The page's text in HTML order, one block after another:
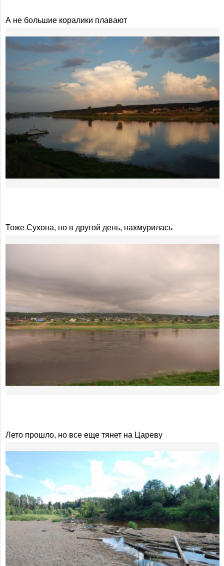
А не большие коралики плавают
Тоже Сухона, но в другой день, нахмурилась
Лето прошло, но все еще тянет на Цареву